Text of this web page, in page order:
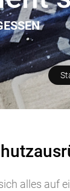
alles auf